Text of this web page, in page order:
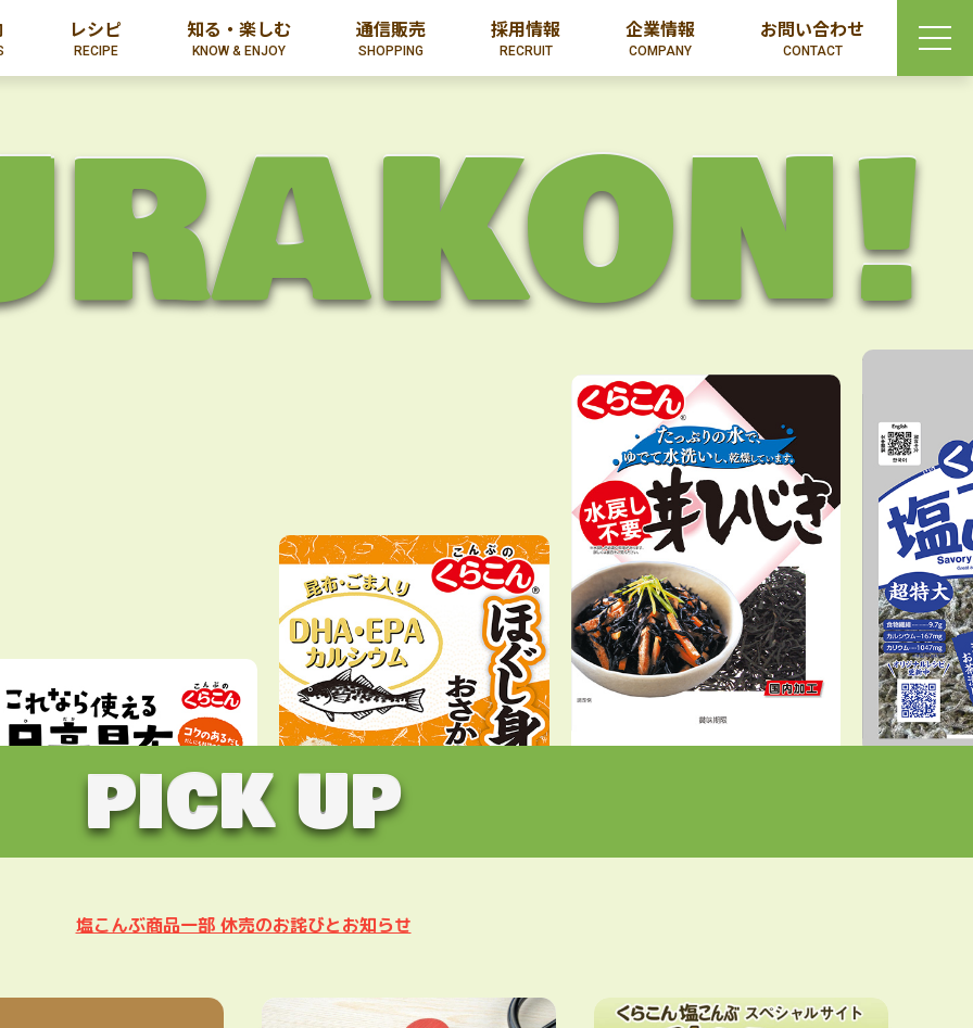
レシピ
RECIPE
知る・楽しむ
KNOW & ENJOY
通信販売
SHOPPING
採用情報
RECRUIT
企業情報
COMPANY
お問い合わせ
CONTACT
PICK UP
塩こんぶ商品一部 休売のお詫びとお知らせ